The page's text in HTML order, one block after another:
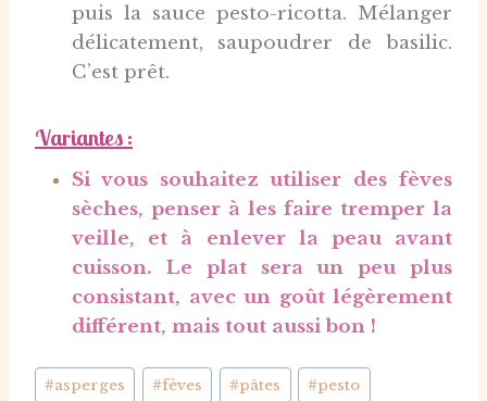
puis la sauce pesto-ricotta. Mélanger
délicatement, saupoudrer de basilic.
C’est prêt.
Variantes :
Si vous souhaitez utiliser des fèves
sèches, penser à les faire tremper la
veille, et à enlever la peau avant
cuisson. Le plat sera un peu plus
consistant, avec un goût légèrement
différent, mais tout aussi bon !
Étiquettes
#asperges #fèves #pâtes #pesto